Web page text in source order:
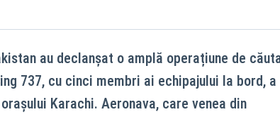
au declanșat o amplă operațiune de
737, cu cinci membri ai echipajului la bord, a
Karachi. Aeronava, care venea din